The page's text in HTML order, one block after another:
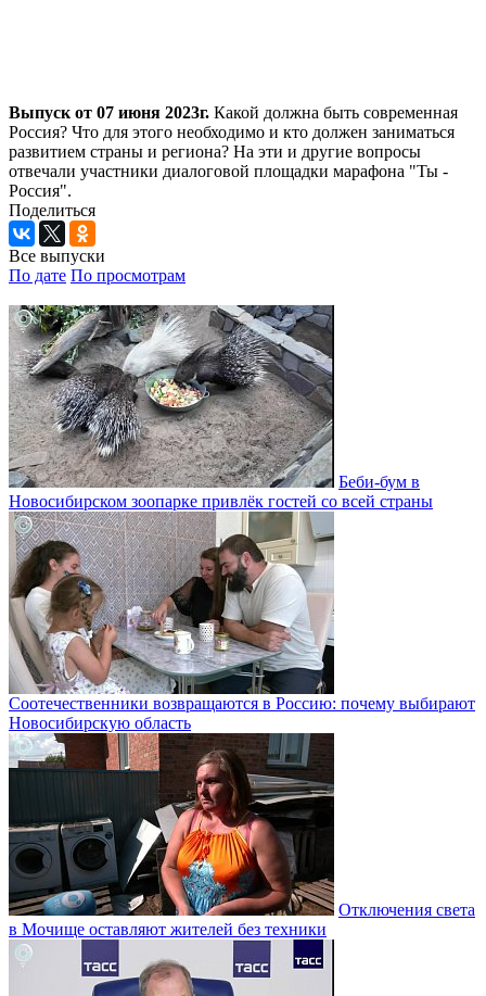
Выпуск от 07 июня 2023г. Какой должна быть современная
Россия? Что для этого необходимо и кто должен заниматься
развитием страны и региона? На эти и другие вопросы
отвечали участники диалоговой площадки марафона "Ты -
Россия".
Поделиться
Все выпуски
По дате По просмотрам
Беби-бум в
Новосибирском зоопарке привлёк гостей со всей страны
Соотечественники возвращаются в Россию: почему выбирают
Новосибирскую область
Отключения света
в Мочище оставляют жителей без техники